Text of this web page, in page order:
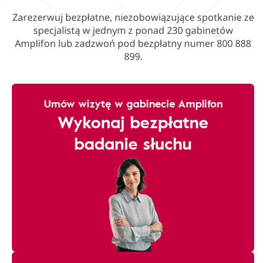
Zarezerwuj bezpłatne, niezobowiązujące spotkanie ze
specjalistą w jednym z ponad 230 gabinetów
Amplifon lub zadzwoń pod bezpłatny numer 800 888
899.
Umów wizytę w gabinecie Amplifon
Wykonaj bezpłatne
badanie słuchu